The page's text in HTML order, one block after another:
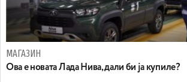
МАГАЗИН
Ова е новата Лада Нива, дали би ја купиле?